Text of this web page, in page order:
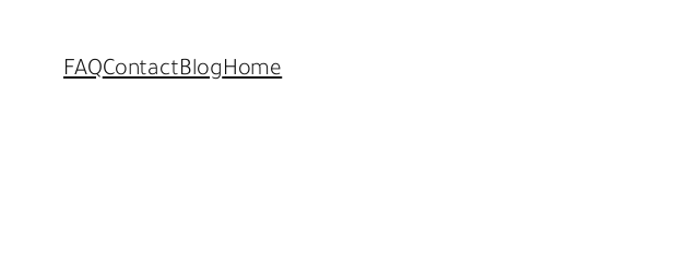
Home
Blog
Contact
FAQ